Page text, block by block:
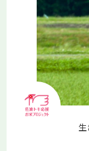
2025年度ハッピー
6月4日、第14回コ
クプロジェクト」
付金総額2,245万
カの母子栄養改善
2025
コー
店頭でのレジや募金
生